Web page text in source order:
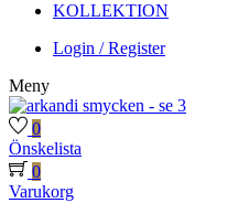
KOLLEKTION
Login / Register
Meny
0
Önskelista
0
Varukorg